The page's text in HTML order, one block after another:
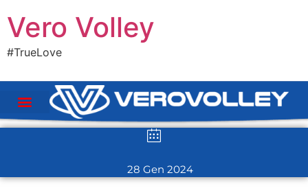
Vero Volley
#TrueLove
28 Gen 2024